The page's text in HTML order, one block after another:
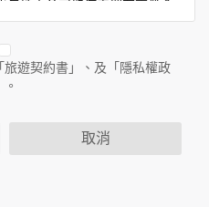
括本公司如何處理在商業合
份識別資料。隱私權保護政策
上的廣告廠商連結，這些置
資料。對於您主動提供的個
站有其個別的隱私權保護政
論區中任意公開個人資料的行
遊契約書」、及「隱私權政
取消